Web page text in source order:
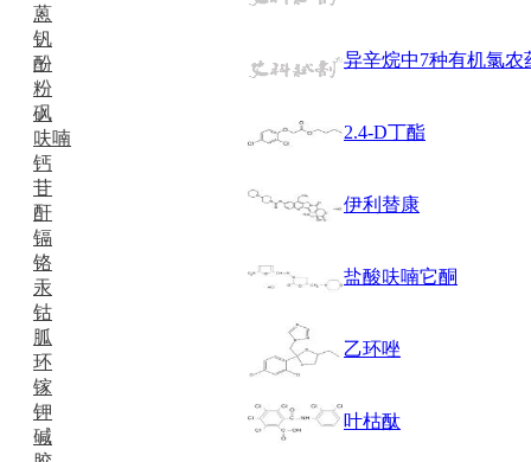
蒽
钒
酚
粉
砜
呋喃
钙
苷
酐
镉
铬
汞
钴
胍
环
镓
钾
碱
异辛烷中7种有机氯农
2.4-D丁酯
伊利替康
盐酸呋喃它酮
乙环唑
叶枯酞